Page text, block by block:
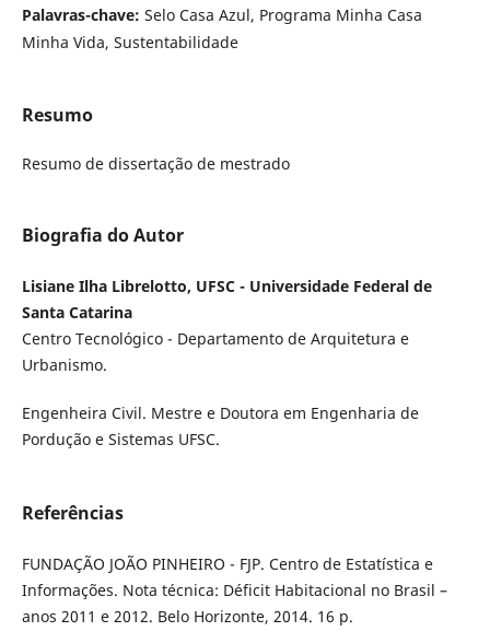
Palavras-chave: Selo Casa Azul, Programa Minha Casa
Minha Vida, Sustentabilidade
Resumo
Resumo de dissertação de mestrado
Biografia do Autor
Lisiane Ilha Librelotto, UFSC - Universidade Federal de
Santa Catarina
Centro Tecnológico - Departamento de Arquitetura e
Urbanismo.
Engenheira Civil. Mestre e Doutora em Engenharia de
Pordução e Sistemas UFSC.
Referências
FUNDAÇÃO JOÃO PINHEIRO - FJP. Centro de Estatística e
Informações. Nota técnica: Déficit Habitacional no Brasil –
anos 2011 e 2012. Belo Horizonte, 2014. 16 p.